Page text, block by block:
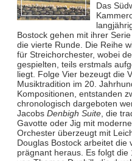
Das
Bostock gehen mit ihrer
die vierte Runde. Die Reihe
für Streichorchester, wobei
gespielten, teils erstmals
liegt. Folge Vier bezeugt die
Musiktradition im 20.
Kompositionen, entstanden
chronologisch dargeboten
Jacobs Denbigh Suite, die
Gavotte oder Jig mit
Orchester überzeugt mit
Douglas Bostock arbeitet die
prägnant heraus. Es folgt